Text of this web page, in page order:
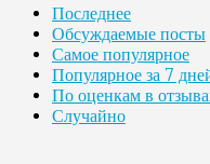
Последнее
Обсуждаемые посты
Самое популярное
Популярное за 7
По оценкам в
Случайно